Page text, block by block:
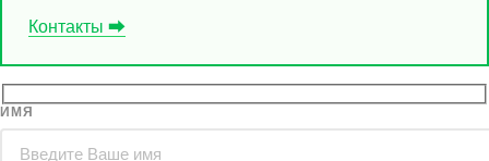
Контакты ⮕
ИМЯ